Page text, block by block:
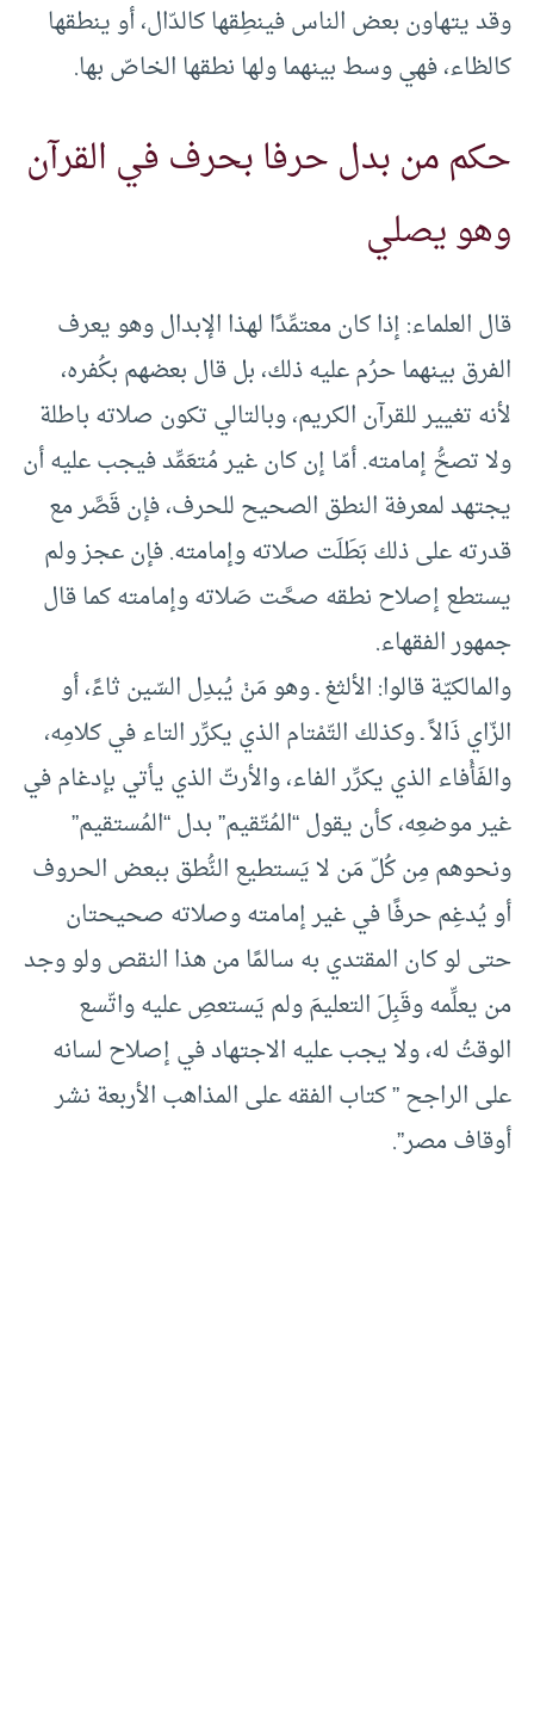
وقد يتهاون بعض الناس فينطِقها كالدّال، أو ينطقها
كالظاء، فهي وسط بينهما ولها نطقها الخاصّ بها.
حكم من بدل حرفا بحرف في القرآن
وهو يصلي
قال العلماء: إذا كان معتمِّدًا لهذا الإبدال وهو يعرف
الفرق بينهما حرُم عليه ذلك، بل قال بعضهم بكُفره،
لأنه تغيير للقرآن الكريم، وبالتالي تكون صلاته باطلة
ولا تصحُّ إمامته. أمّا إن كان غير مُتعَمِّد فيجب عليه أن
يجتهد لمعرفة النطق الصحيح للحرف، فإن قَصَّر مع
قدرته على ذلك بَطَلَت صلاته وإمامته. فإن عجز ولم
يستطع إصلاح نطقه صحَّت صَلاته وإمامته كما قال
جمهور الفقهاء.
والمالكيّة قالوا: الألثغ ـ وهو مَنْ يُبدِل السّين ثاءً، أو
الزّاي ذَالاً ـ وكذلك التّمْتام الذي يكرِّر التاء في كلامِه،
والفَأْفاء الذي يكرِّر الفاء، والأرتّ الذي يأتي بإدغام في
غير موضعِه، كأن يقول “المُتّقيم” بدل “المُستقيم”
ونحوهم مِن كُلّ مَن لا يَستطيع النُّطق ببعض الحروف
أو يُدغِم حرفًا في غير إمامته وصلاته صحيحتان
حتى لو كان المقتدي به سالمًا من هذا النقص ولو وجد
من يعلِّمه وقَبِلَ التعليمَ ولم يَستعصِ عليه واتّسع
الوقتُ له، ولا يجب عليه الاجتهاد في إصلاح لسانه
على الراجح ” كتاب الفقه على المذاهب الأربعة نشر
أوقاف مصر”.